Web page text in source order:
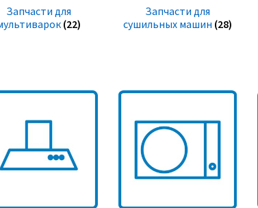
Запчасти для
(22)
Запчасти для
сушильных машин (28)